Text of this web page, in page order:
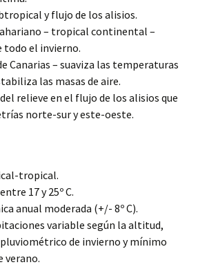
y flujo de los alisios.
– tropical continental –
todo el invierno.
Canarias – suaviza las temperaturas
las masas de aire.
relieve en el flujo de los alisios que
norte-sur y este-oeste.
tropical.
17 y 25º C.
anual moderada (+/- 8º C).
variable según la altitud,
de invierno y mínimo
verano.